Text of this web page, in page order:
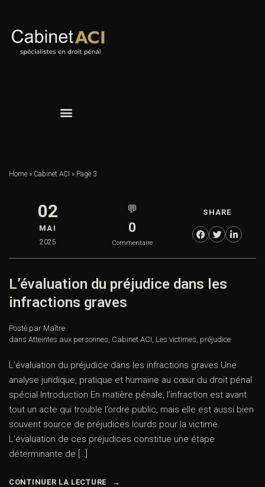
Home » Cabinet ACI » Page 3
02
MAI
2025
💬
0
Commentaire
SHARE
L’évaluation du préjudice dans les
infractions graves
Posté par Maître
dans Atteintes aux personnes, Cabinet ACI, Les victimes, préjudice
L’évaluation du préjudice dans les infractions graves Une
analyse juridique, pratique et humaine au cœur du droit pénal
spécial Introduction En matière pénale, l’infraction est avant
tout un acte qui trouble l’ordre public, mais elle est aussi bien
souvent source de préjudices lourds pour la victime.
L’évaluation de ces préjudices constitue une étape
déterminante de […]
CONTINUER LA LECTURE